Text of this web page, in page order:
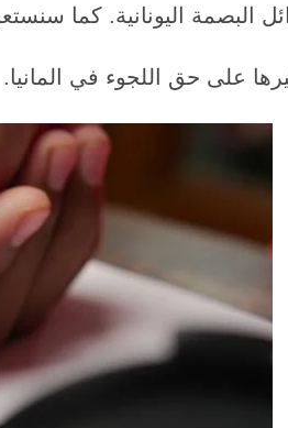
البصمة اليونانية. كما
على حق اللجوء في المانيا.